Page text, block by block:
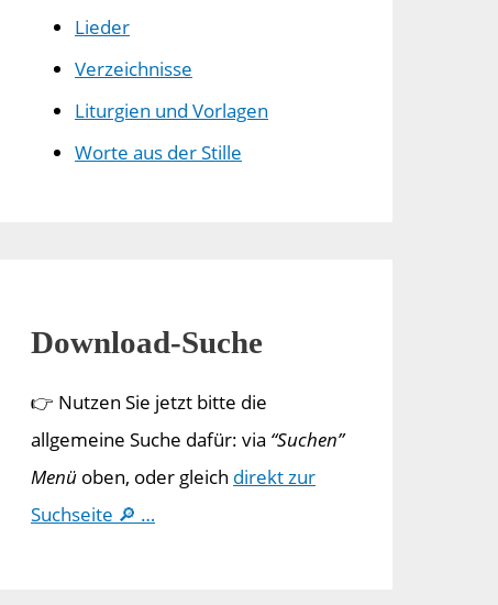
Lieder
Verzeichnisse
Liturgien und Vorlagen
Worte aus der Stille
Download-Suche
👉 Nutzen Sie jetzt bitte die
allgemeine Suche dafür: via “Suchen”
Menü oben, oder gleich direkt zur
Suchseite 🔎 …